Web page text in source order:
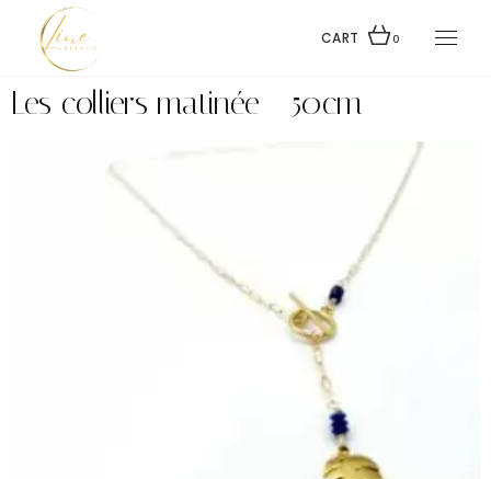
CART 0
Les colliers matinée - 50cm